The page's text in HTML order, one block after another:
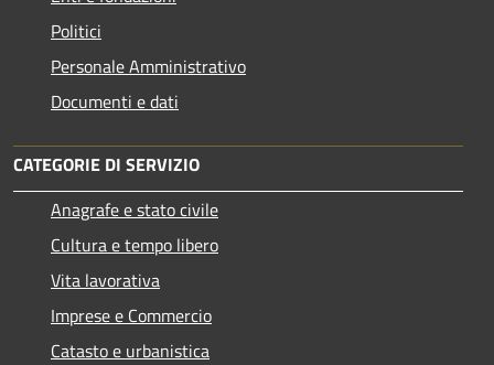
Politici
Personale Amministrativo
Documenti e dati
CATEGORIE DI SERVIZIO
Anagrafe e stato civile
Cultura e tempo libero
Vita lavorativa
Imprese e Commercio
Catasto e urbanistica